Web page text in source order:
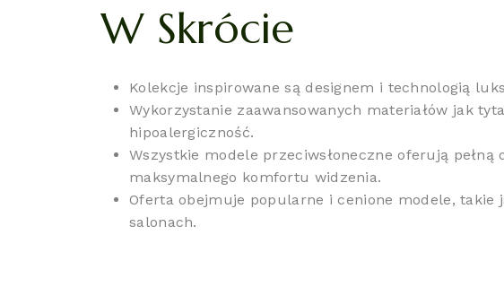
W Skrócie
Kolekcje inspirowane są designem i technologią
Wykorzystanie zaawansowanych materiałów jak
hipoalergiczność.
Wszystkie modele przeciwsłoneczne oferują
maksymalnego komfortu widzenia.
Oferta obejmuje popularne i cenione modele, takie
salonach.